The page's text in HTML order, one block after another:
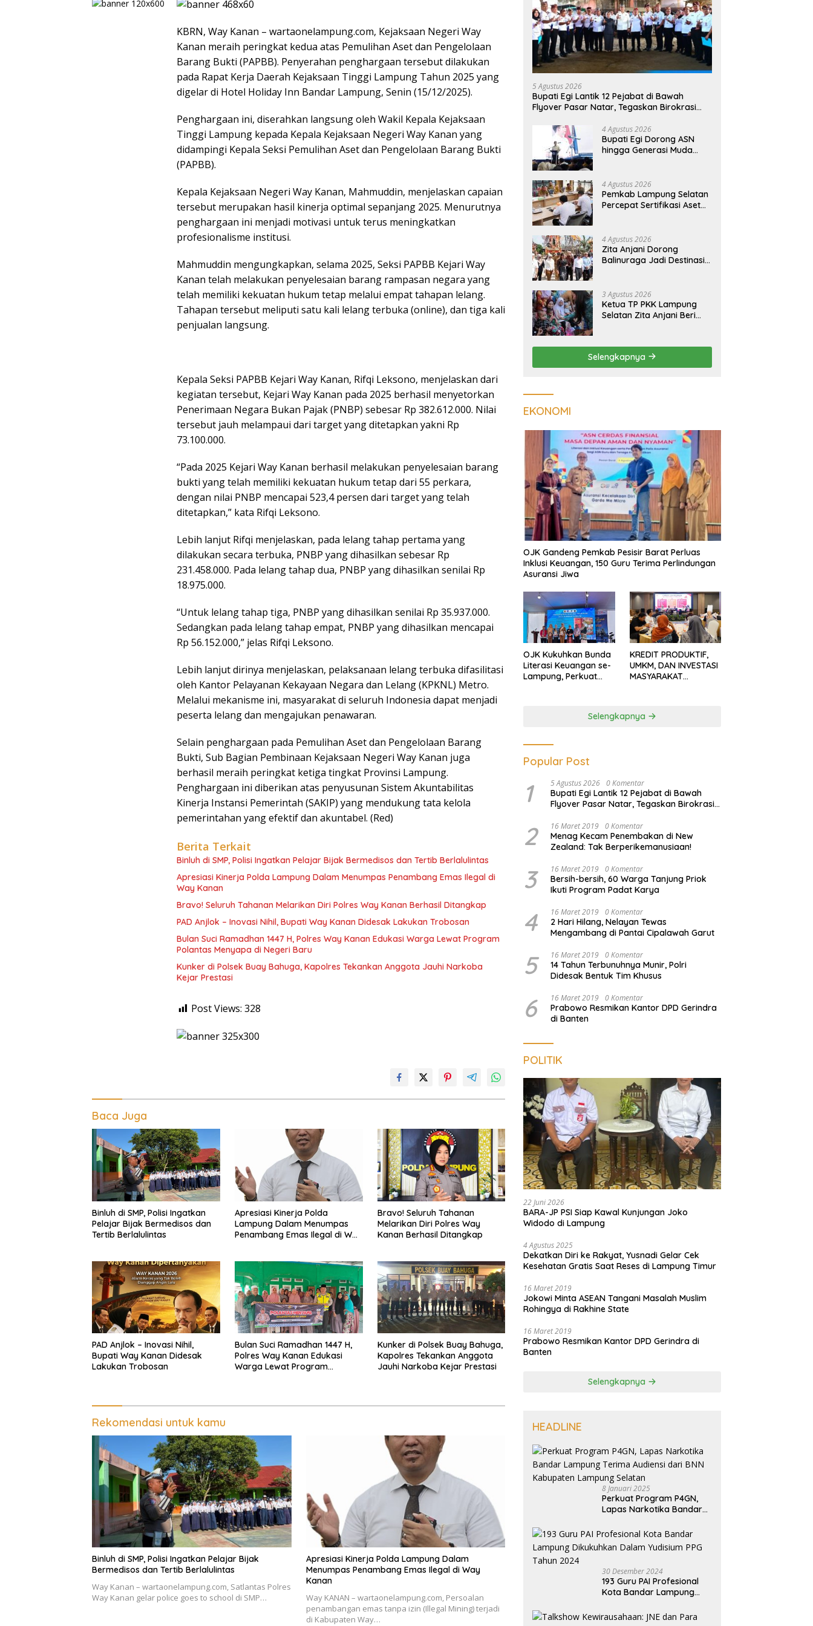
KBRN, Way Kanan – wartaonelampung.com, Kejaksaan Negeri Way
Kanan meraih peringkat kedua atas Pemulihan Aset dan Pengelolaan
Barang Bukti (PAPBB). Penyerahan penghargaan tersebut dilakukan
pada Rapat Kerja Daerah Kejaksaan Tinggi Lampung Tahun 2025 yang
digelar di Hotel Holiday Inn Bandar Lampung, Senin (15/12/2025).
Penghargaan ini, diserahkan langsung oleh Wakil Kepala Kejaksaan
Tinggi Lampung kepada Kepala Kejaksaan Negeri Way Kanan yang
didampingi Kepala Seksi Pemulihan Aset dan Pengelolaan Barang Bukti
(PAPBB).
Kepala Kejaksaan Negeri Way Kanan, Mahmuddin, menjelaskan capaian
tersebut merupakan hasil kinerja optimal sepanjang 2025. Menurutnya
penghargaan ini menjadi motivasi untuk terus meningkatkan
profesionalisme institusi.
Mahmuddin mengungkapkan, selama 2025, Seksi PAPBB Kejari Way
Kanan telah melakukan penyelesaian barang rampasan negara yang
telah memiliki kekuatan hukum tetap melalui empat tahapan lelang.
Tahapan tersebut meliputi satu kali lelang terbuka (online), dan tiga kali
penjualan langsung.
Kepala Seksi PAPBB Kejari Way Kanan, Rifqi Leksono, menjelaskan dari
kegiatan tersebut, Kejari Way Kanan pada 2025 berhasil menyetorkan
Penerimaan Negara Bukan Pajak (PNBP) sebesar Rp 382.612.000. Nilai
tersebut jauh melampaui dari target yang ditetapkan yakni Rp
73.100.000.
“Pada 2025 Kejari Way Kanan berhasil melakukan penyelesaian barang
bukti yang telah memiliki kekuatan hukum tetap dari 55 perkara,
dengan nilai PNBP mencapai 523,4 persen dari target yang telah
ditetapkan,” kata Rifqi Leksono.
Lebih lanjut Rifqi menjelaskan, pada lelang tahap pertama yang
dilakukan secara terbuka, PNBP yang dihasilkan sebesar Rp
231.458.000. Pada lelang tahap dua, PNBP yang dihasilkan senilai Rp
18.975.000.
“Untuk lelang tahap tiga, PNBP yang dihasilkan senilai Rp 35.937.000.
Sedangkan pada lelang tahap empat, PNBP yang dihasilkan mencapai
Rp 56.152.000,” jelas Rifqi Leksono.
Lebih lanjut dirinya menjelaskan, pelaksanaan lelang terbuka difasilitasi
oleh Kantor Pelayanan Kekayaan Negara dan Lelang (KPKNL) Metro.
Melalui mekanisme ini, masyarakat di seluruh Indonesia dapat menjadi
peserta lelang dan mengajukan penawaran.
Selain penghargaan pada Pemulihan Aset dan Pengelolaan Barang
Bukti, Sub Bagian Pembinaan Kejaksaan Negeri Way Kanan juga
berhasil meraih peringkat ketiga tingkat Provinsi Lampung.
Penghargaan ini diberikan atas penyusunan Sistem Akuntabilitas
Kinerja Instansi Pemerintah (SAKIP) yang mendukung tata kelola
pemerintahan yang efektif dan akuntabel. (Red)
Berita Terkait
Binluh di SMP, Polisi Ingatkan Pelajar Bijak Bermedisos dan Tertib Berlalulintas
Apresiasi Kinerja Polda Lampung Dalam Menumpas Penambang Emas Ilegal di
Way Kanan
Bravo! Seluruh Tahanan Melarikan Diri Polres Way Kanan Berhasil Ditangkap
PAD Anjlok – Inovasi Nihil, Bupati Way Kanan Didesak Lakukan Trobosan
Bulan Suci Ramadhan 1447 H, Polres Way Kanan Edukasi Warga Lewat Program
Polantas Menyapa di Negeri Baru
Kunker di Polsek Buay Bahuga, Kapolres Tekankan Anggota Jauhi Narkoba
Kejar Prestasi
Post Views: 328
Baca Juga
Binluh di SMP, Polisi Ingatkan
Pelajar Bijak Bermedisos dan
Tertib Berlalulintas
Apresiasi Kinerja Polda
Lampung Dalam Menumpas
Penambang Emas Ilegal di Way
Bravo! Seluruh Tahanan
Melarikan Diri Polres Way
Kanan Berhasil Ditangkap
PAD Anjlok – Inovasi Nihil,
Bupati Way Kanan Didesak
Lakukan Trobosan
Bulan Suci Ramadhan 1447 H,
Polres Way Kanan Edukasi
Warga Lewat Program
Kunker di Polsek Buay Bahuga,
Kapolres Tekankan Anggota
Jauhi Narkoba Kejar Prestasi
Rekomendasi untuk kamu
Binluh di SMP, Polisi Ingatkan Pelajar Bijak
Bermedisos dan Tertib Berlalulintas
Way Kanan – wartaonelampung.com, Satlantas Polres
Way Kanan gelar police goes to school di SMP…
Apresiasi Kinerja Polda Lampung Dalam
Menumpas Penambang Emas Ilegal di Way
Kanan
Way KANAN – wartaonelampung.com, Persoalan
penambangan emas tanpa izin (Illegal Mining) terjadi
di Kabupaten Way…
5 Agustus 2026
Bupati Egi Lantik 12 Pejabat di Bawah
Flyover Pasar Natar, Tegaskan Birokrasi
4 Agustus 2026
Bupati Egi Dorong ASN
hingga Generasi Muda
Era Digital
4 Agustus 2026
Pemkab Lampung Selatan
Percepat Sertifikasi Aset
4 Agustus 2026
Zita Anjani Dorong
Balinuraga Jadi Destinasi
Tarik Nasional
3 Agustus 2026
Ketua TP PKK Lampung
Selatan Zita Anjani Beri
Sidomulyo
Selengkapnya
EKONOMI
OJK Gandeng Pemkab Pesisir Barat Perluas
Inklusi Keuangan, 150 Guru Terima Perlindungan
Asuransi Jiwa
OJK Kukuhkan Bunda
Literasi Keuangan se-
Lampung, Perkuat
KREDIT PRODUKTIF,
UMKM, DAN INVESTASI
MASYARAKAT
Selengkapnya
Popular Post
1 5 Agustus 2026 0 Komentar
Bupati Egi Lantik 12 Pejabat di Bawah
Flyover Pasar Natar, Tegaskan Birokrasi
2 16 Maret 2019 0 Komentar
Menag Kecam Penembakan di New
Zealand: Tak Berperikemanusiaan!
3 16 Maret 2019 0 Komentar
Bersih-bersih, 60 Warga Tanjung Priok
Ikuti Program Padat Karya
4 16 Maret 2019 0 Komentar
2 Hari Hilang, Nelayan Tewas
Mengambang di Pantai Cipalawah Garut
5 16 Maret 2019 0 Komentar
14 Tahun Terbunuhnya Munir, Polri
Didesak Bentuk Tim Khusus
6 16 Maret 2019 0 Komentar
Prabowo Resmikan Kantor DPD Gerindra
di Banten
POLITIK
22 Juni 2026
BARA-JP PSI Siap Kawal Kunjungan Joko
Widodo di Lampung
4 Agustus 2025
Dekatkan Diri ke Rakyat, Yusnadi Gelar Cek
Kesehatan Gratis Saat Reses di Lampung Timur
16 Maret 2019
Jokowi Minta ASEAN Tangani Masalah Muslim
Rohingya di Rakhine State
16 Maret 2019
Prabowo Resmikan Kantor DPD Gerindra di
Banten
Selengkapnya
HEADLINE
8 Januari 2025
Perkuat Program P4GN,
Lapas Narkotika Bandar
dari BNN Kabupaten
Lampung Selatan
30 Desember 2024
193 Guru PAI Profesional
Kota Bandar Lampung
Yudisium PPG Tahun 2024